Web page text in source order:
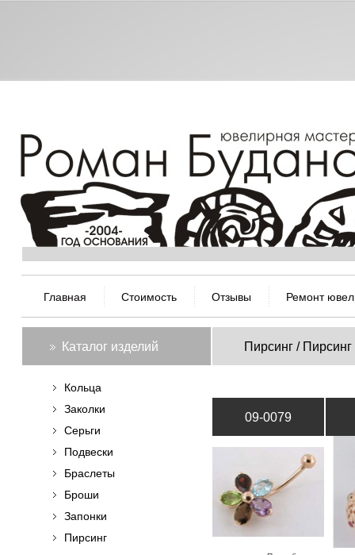
Главная Стоимость Отзывы Ремонт
Каталог изделий
Кольца
Заколки
Серьги
Подвески
Браслеты
Броши
Запонки
Пирсинг
Пирсинг / Пирсинг
09-0079